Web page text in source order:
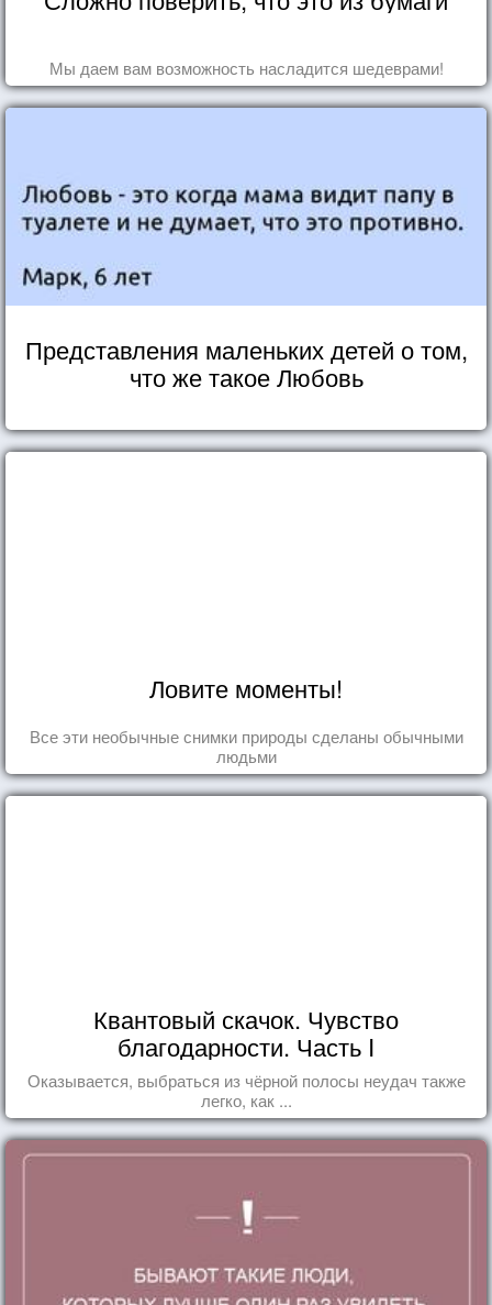
Мы даем вам возможность насладится шедеврами!
Представления маленьких детей о том,
что же такое Любовь
Ловите моменты!
Все эти необычные снимки природы сделаны обычными
людьми
Квантовый скачок. Чувство
благодарности. Часть I
Оказывается, выбраться из чёрной полосы неудач также
легко, как ...